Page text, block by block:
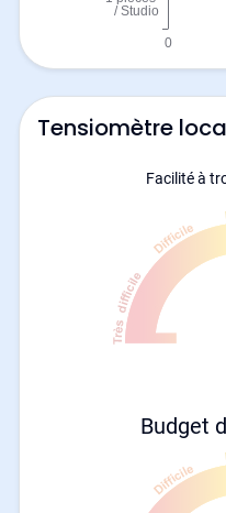
Tensiomètre
Facilité à
Budget